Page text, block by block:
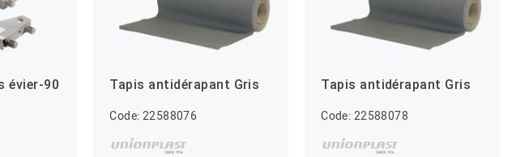
évier-90
Tapis antidérapant Gris
Code: 22588076
Tapis antidérapant Gris
Code: 22588078